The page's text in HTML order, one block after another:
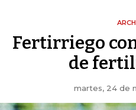
Fertirriego
de
martes, 24 de